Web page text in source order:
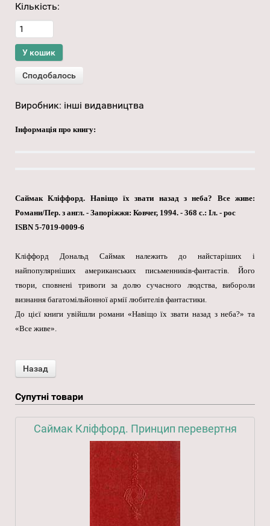
Кількість:
Виробник: інші видавництва
Інформація про книгу:
Саймак Кліффорд. Навіщо їх звати назад з неба? Все живе:
Романи/Пер. з англ. - Запоріжжя: Ковчег, 1994. - 368 с.: Іл. - рос
ISBN 5-7019-0009-6
Кліффорд Дональд Саймак належить до найстаріших і
найпопулярніших американських письменників-фантастів. Його
твори, сповнені тривоги за долю сучасного людства, вибороли
визнання багатомільйонної армії любителів фантастики.
До цієї книги увійшли романи «Навіщо їх звати назад з неба?» та
«Все живе».
Супутні товари
Саймак Кліффорд. Принцип перевертня